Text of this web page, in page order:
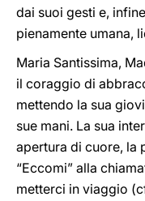
dai suoi gesti e,
pienamente umana,
Maria Santissima,
il coraggio di
mettendo la sua
sue mani. La sua
apertura di cuore, la
“Eccomi” alla
metterci in viaggio